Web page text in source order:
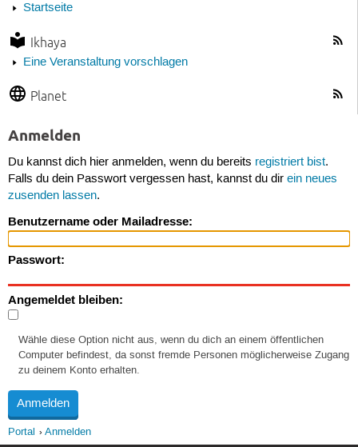
Startseite
Ikhaya
Eine Veranstaltung vorschlagen
Planet
Anmelden
Du kannst dich hier anmelden, wenn du bereits registriert bist.
Falls du dein Passwort vergessen hast, kannst du dir ein neues
zusenden lassen.
Benutzername oder Mailadresse:
Passwort:
Angemeldet bleiben:
Wähle diese Option nicht aus, wenn du dich an einem öffentlichen
Computer befindest, da sonst fremde Personen möglicherweise Zugang
zu deinem Konto erhalten.
Portal Anmelden